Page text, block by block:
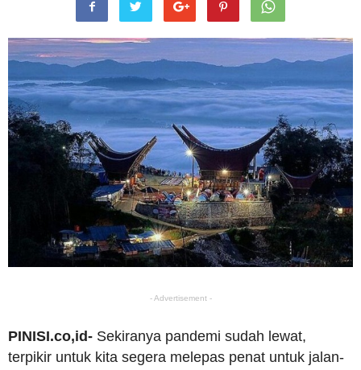
- Advertisement -
PINISI.co,id- Sekiranya pandemi sudah lewat,
terpikir untuk kita segera melepas penat untuk jalan-